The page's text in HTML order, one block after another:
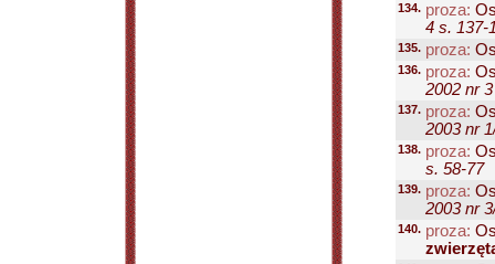
134. proza:
4 s. 137-
135. proza:
136. proza:
2002 nr
137. proza:
2003 nr
138. proza:
s. 58-77
139. proza:
2003 nr
140. proza: